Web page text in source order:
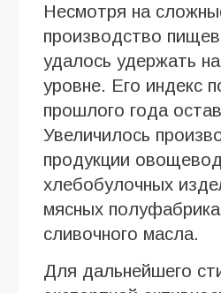
Несмотря на
производство
удалось удержать
уровне. Его индекс
прошлого года
Увеличилось
продукции
хлебобулочных
мясных
сливочного масла.
Для дальнейшего